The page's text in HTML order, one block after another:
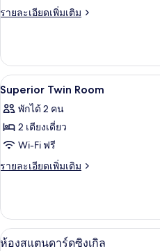
Classic
รายละเอียดเพิ่มเติม
ราย
เกี่ยว
กับ
Classic
Suite
เปิด
ภาพถ่าย
ทั้งหมด
ของ
Superior
3
Superior Twin Room
พักได้ 2 คน
2 เตียงเดี่ยว
Wi-Fi ฟรี
รายละเอียดเพิ่มเติม
ราย
เกี่ยว
กับ
Superior
เปิด
5
ห้องสแตนดาร์ดซิงเกิล